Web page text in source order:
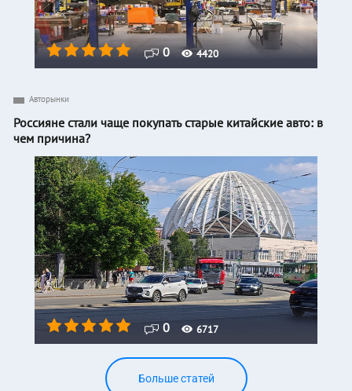
0 4420
0 6717
Авторынки
Россияне стали чаще покупать старые китайские авто: в
чем причина?
Больше статей